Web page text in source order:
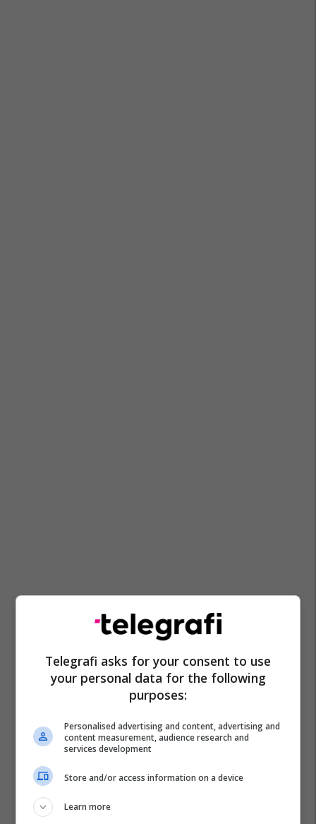
Telegrafi asks for your consent to use
your personal data for the following
purposes:
Personalised advertising and content, advertising and
content measurement, audience research and
services development
Store and/or access information on a device
Learn more